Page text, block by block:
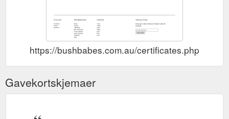
https://bushbabes.com.au/certificates.php
Gavekortskjemaer